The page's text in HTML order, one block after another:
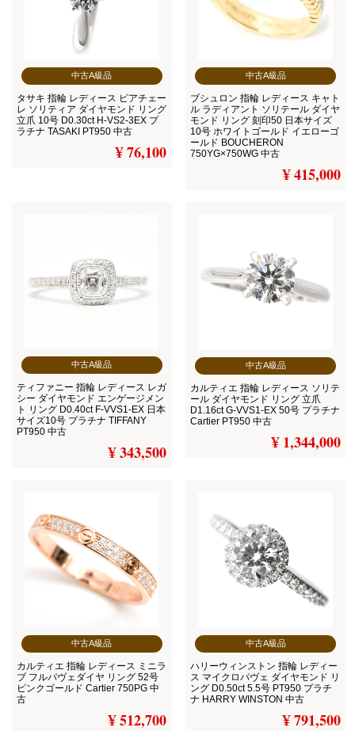
中古A級品
タサキ 指輪 レディース ピアチェー
レ ソリティア ダイヤモンド リング
立爪 10号 D0.30ct H-VS2-3EX プ
ラチナ TASAKI PT950 中古
¥ 76,100
中古A級品
ブシュロン 指輪 レディース キャト
ル ラディアント ソリテール ダイヤ
モンド リング 刻印50 日本サイズ
10号 ホワイトゴールド イエローゴ
ールド BOUCHERON
750YG×750WG 中古
¥ 415,000
中古A級品
ティファニー 指輪 レディース レガ
シー ダイヤモンド エンゲージメン
ト リング D0.40ct F-VVS1-EX 日本
サイズ10号 プラチナ TIFFANY
PT950 中古
¥ 343,500
中古A級品
カルティエ 指輪 レディース ソリテ
ール ダイヤモンド リング 立爪
D1.16ct G-VVS1-EX 50号 プラチナ
Cartier PT950 中古
¥ 1,344,000
中古A級品
カルティエ 指輪 レディース ミニラ
ブ フルパヴェダイヤ リング 52号
ピンクゴールド Cartier 750PG 中
古
¥ 512,700
中古A級品
ハリーウィンストン 指輪 レディー
ス マイクロパヴェ ダイヤモンド リ
ング D0.50ct 5.5号 PT950 プラチ
ナ HARRY WINSTON 中古
¥ 791,500